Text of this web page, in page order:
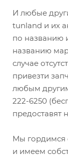
И любые
tunland и их
по названию
названию
случае
привезти
любым
222-6250
Мы гордимся
и имеем